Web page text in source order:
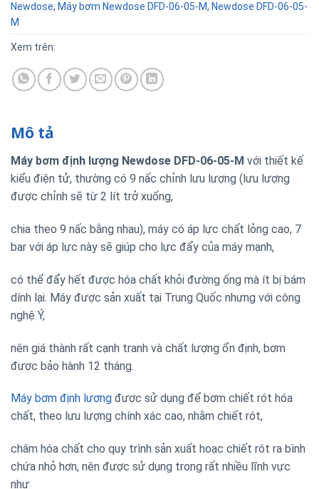
Newdose, Máy bơm Newdose DFD-06-05-M, Newdose DFD-06-05-
M
Xem trên:
Mô tả
Máy bơm định lượng Newdose DFD-06-05-M với thiết kế
kiểu điện tử, thường có 9 nấc chỉnh lưu lượng (lưu lượng
được chỉnh sẽ từ 2 lít trở xuống,
chia theo 9 nấc bằng nhau), máy có áp lực chất lỏng cao, 7
bar với áp lực này sẽ giúp cho lực đẩy của máy mạnh,
có thể đẩy hết được hóa chất khỏi đường ống mà ít bị bám
dính lại. Máy được sản xuất tại Trung Quốc nhưng với công
nghệ Ý,
nên giá thành rất cạnh tranh và chất lượng ổn định, bơm
được bảo hành 12 tháng.
Máy bơm định lương được sử dụng để bơm chiết rót hóa
chất, theo lưu lượng chính xác cao, nhằm chiết rót,
châm hóa chất cho quy trình sản xuất hoạc chiết rót ra bình
chứa nhỏ hơn, nên được sử dụng trong rất nhiều lĩnh vực
như